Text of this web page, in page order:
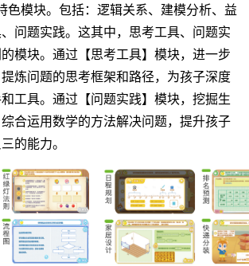
模块。包括：逻辑关系、建模分析、益
问题实践。这其中，思考工具、问题实
模块。通过【思考工具】模块，进一步
炼问题的思考框架和路径，为孩子深度
工具。通过【问题实践】模块，挖掘生
合运用数学的方法解决问题，提升孩子
的能力。